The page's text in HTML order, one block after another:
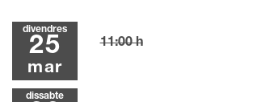
divendres
25
mar
11:00 h
dissabte